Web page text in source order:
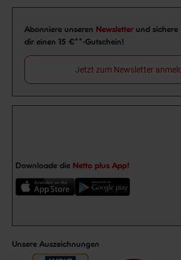
Newsletter Anmeldung
Abonniere unseren Newsletter und sichere
dir einen 15 €**-Gutschein!
Jetzt zum Newsletter
Downloade die Netto plus App!
Unsere Auszeichnungen